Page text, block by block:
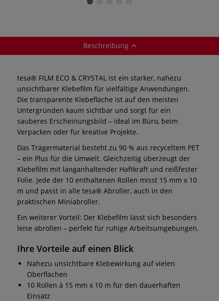
Beschreibung
tesa® FILM ECO & CRYSTAL ist ein starker, nahezu
unsichtbarer Klebefilm für vielfältige Anwendungen.
Die transparente Klebefläche ist auf den meisten
Untergründen kaum sichtbar und sorgt für ein
sauberes Erscheinungsbild – ideal im Büro, beim
Verpacken oder für kreative Projekte.
Das Trägermaterial besteht zu 90 % aus recyceltem PET
– ein Plus für die Umwelt. Gleichzeitig überzeugt der
Klebefilm mit langanhaltender Haftkraft und reißfester
Folie. Jede der 10 enthaltenen Rollen misst 15 mm x 10
m und passt in alle tesa® Abroller, auch in den
praktischen Miniabroller.
Ein weiterer Vorteil: Der Klebefilm lässt sich besonders
leise abrollen – perfekt für ruhige Arbeitsumgebungen.
Ihre Vorteile auf einen Blick
Nahezu unsichtbare Klebewirkung auf vielen
Oberflächen
10 Rollen à 15 mm x 10 m für den dauerhaften
Einsatz